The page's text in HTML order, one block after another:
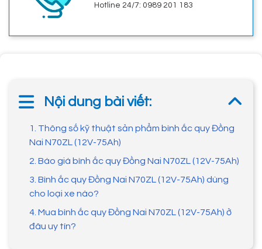
Hotline 24/7: 0989 201 183
Nội dung bài viết:
1. Thông số kỹ thuật sản phẩm bình ắc quy Đồng
Nai N70ZL (12V-75Ah)
2. Báo giá bình ắc quy Đồng Nai N70ZL (12V-75Ah)
3. Bình ắc quy Đồng Nai N70ZL (12V-75Ah) dùng
cho loại xe nào?
4. Mua bình ắc quy Đồng Nai N70ZL (12V-75Ah) ở
đâu uy tín?